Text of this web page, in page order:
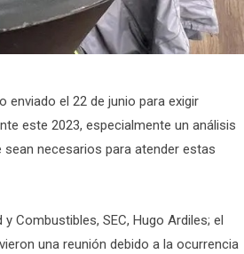
enviado el 22 de junio para exigir
este 2023, especialmente un análisis
necesarios para atender estas
Combustibles, SEC, Hugo Ardiles; el
una reunión debido a la ocurrencia